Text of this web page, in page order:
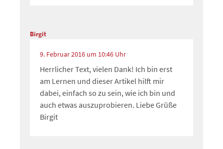
Birgit
9. Februar 2016 um 10:46 Uhr
Herrlicher Text, vielen Dank! Ich bin erst
am Lernen und dieser Artikel hilft mir
dabei, einfach so zu sein, wie ich bin und
auch etwas auszuprobieren. Liebe Grüße
Birgit